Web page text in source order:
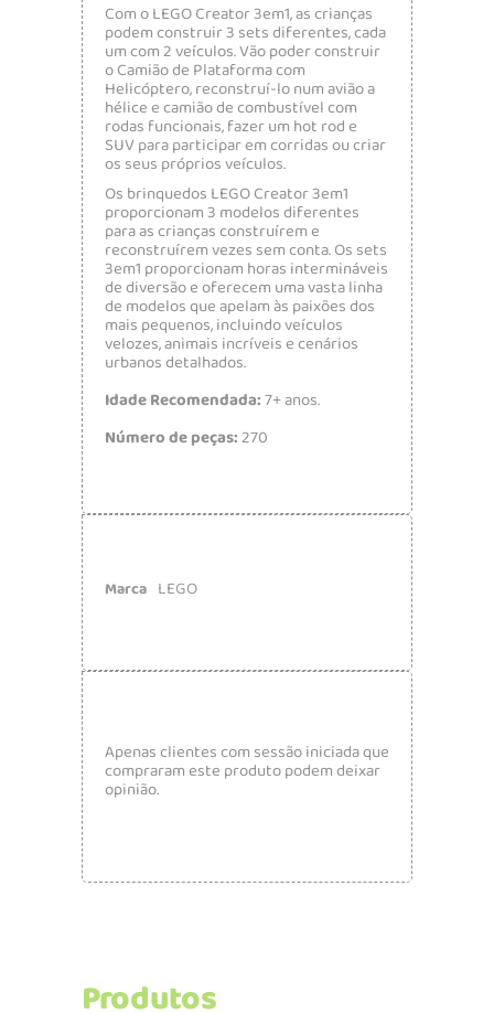
Com o LEGO Creator 3em1, as crianças
podem construir 3 sets diferentes, cada
um com 2 veículos. Vão poder construir
o Camião de Plataforma com
Helicóptero, reconstruí-lo num avião a
hélice e camião de combustível com
rodas funcionais, fazer um hot rod e
SUV para participar em corridas ou criar
os seus próprios veículos.
Os brinquedos LEGO Creator 3em1
proporcionam 3 modelos diferentes
para as crianças construírem e
reconstruírem vezes sem conta. Os sets
3em1 proporcionam horas intermináveis
de diversão e oferecem uma vasta linha
de modelos que apelam às paixões dos
mais pequenos, incluindo veículos
velozes, animais incríveis e cenários
urbanos detalhados.
Idade Recomendada:7+ anos.
Número de peças:270
Marca LEGO
Apenas clientes com sessão iniciada que
compraram este produto podem deixar
opinião.
Produtos